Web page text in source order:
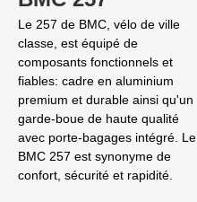
Le 257 de BMC, vélo de ville
classe, est équipé de
composants fonctionnels et
fiables: cadre en aluminium
premium et durable ainsi qu'un
garde-boue de haute qualité
avec porte-bagages intégré. Le
BMC 257 est synonyme de
confort, sécurité et rapidité.